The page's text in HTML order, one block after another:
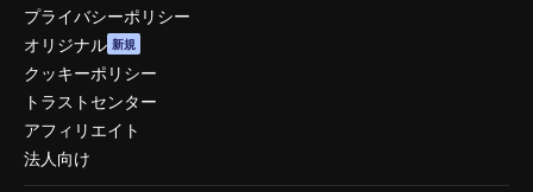
プライバシーポリシー
オリジナル 新規
クッキーポリシー
トラストセンター
アフィリエイト
法人向け